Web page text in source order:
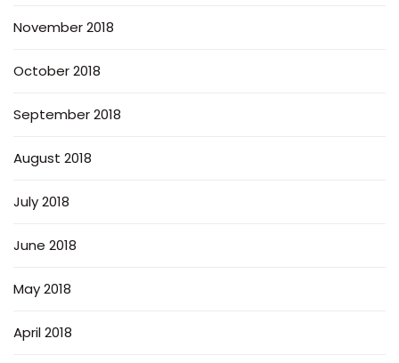
November 2018
October 2018
September 2018
August 2018
July 2018
June 2018
May 2018
April 2018